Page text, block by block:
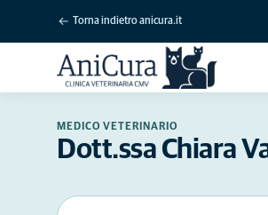
Torna indietro anicura.it
MEDICO VETERINARIO
Dott.ssa Chiara